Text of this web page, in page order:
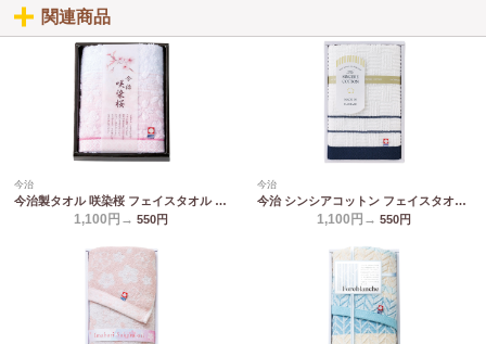
関連商品
今治
今治製タオル 咲染桜 フェイスタオル SZ-1001
1,100円→ 550円
今治
今治 シンシアコットン フェイスタオル S-10100
1,100円→ 550円